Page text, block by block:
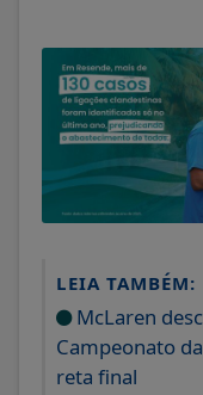
LEIA TAMBÉM:
McLaren
Campeonato
reta final